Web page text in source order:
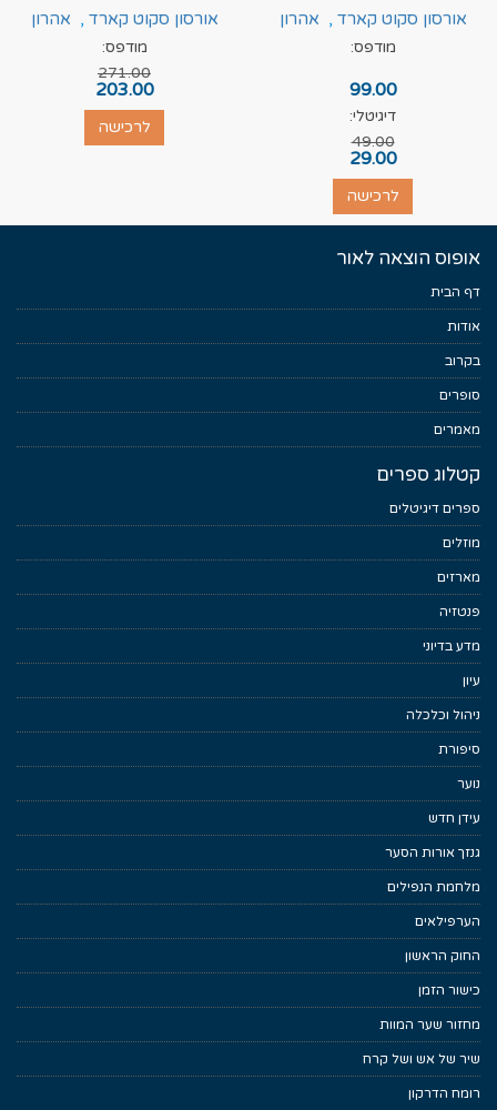
אורסון סקוט קארד , אהרון
ג'ונסטון
מודפס:
99.00
דיגיטלי:
49.00
29.00
לרכישה
אורסון סקוט קארד , אהרון
ג'ונסטון
מודפס:
271.00
203.00
לרכישה
אופוס הוצאה לאור
דף הבית
אודות
בקרוב
סופרים
מאמרים
קטלוג ספרים
ספרים דיגיטלים
מוזלים
מארזים
פנטזיה
מדע בדיוני
עיון
ניהול וכלכלה
סיפורת
נוער
עידן חדש
גנזך אורות הסער
מלחמת הנפילים
הערפילאים
החוק הראשון
כישור הזמן
מחזור שער המוות
שיר של אש ושל קרח
רומח הדרקון